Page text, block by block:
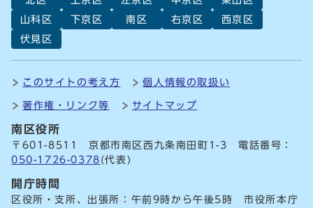
山科区
下京区 南区 右京区
西京区
伏見区
このサイトの考え方 個人情報の取扱い
著作権・リンク等 サイトマップ
南区役所
〒601-8511 京都市南区西九条南田町1-3 電話番号：
050-1726-0378 (代表)
開庁時間
区役所・支所、出張所：午前9時から午後5時 市役所本庁